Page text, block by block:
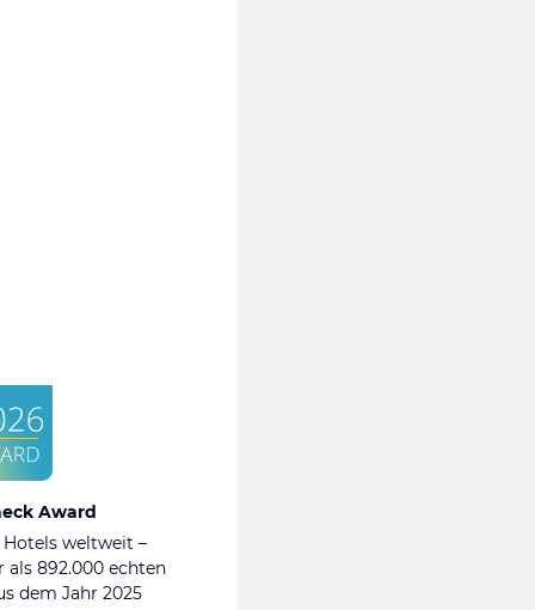
Award
weltweit –
als 892.000 echten
dem Jahr 2025